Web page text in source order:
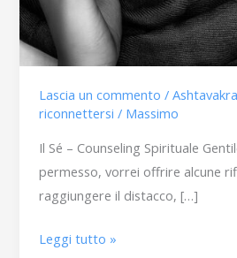
Lascia un commento /
riconnettersi / Massimo
Il Sé – Counseling Spirituale
permesso, vorrei offrire alcune
raggiungere il distacco, […]
Leggi tutto »